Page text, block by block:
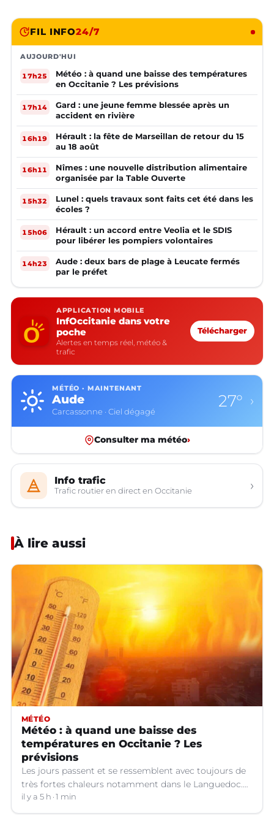
FIL INFO24/7
AUJOURD'HUI
17h25
Météo : à quand une baisse des températures
en Occitanie ? Les prévisions
17h14
Gard : une jeune femme blessée après un
accident en rivière
16h19
Hérault : la fête de Marseillan de retour du 15
au 18 août
16h11
Nîmes : une nouvelle distribution alimentaire
organisée par la Table Ouverte
15h32
Lunel : quels travaux sont faits cet été dans les
écoles ?
15h06
Hérault : un accord entre Veolia et le SDIS
pour libérer les pompiers volontaires
14h23
Aude : deux bars de plage à Leucate fermés
par le préfet
APPLICATION MOBILE
InfOccitanie dans votre
poche
Alertes en temps réel, météo &
trafic
Télécharger
MÉTÉO · MAINTENANT
Aude
Carcassonne · Ciel dégagé
27° ›
Consulter ma météo›
Info trafic
Trafic routier en direct en Occitanie ›
À lire aussi
MÉTÉO
Météo : à quand une baisse des
températures en Occitanie ? Les
prévisions
Les jours passent et se ressemblent avec toujours de
très fortes chaleurs notamment dans le Languedoc.
Jusqu’à quand ?
il y a 5 h 1 min